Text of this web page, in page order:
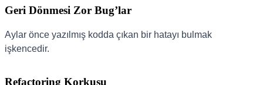
Geri Dönmesi Zor Bug’lar
Aylar önce yazılmış kodda çıkan bir hatayı bulmak
işkencedir.
Refactoring Korkusu